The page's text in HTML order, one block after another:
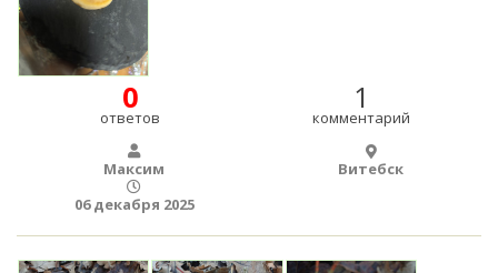
0
ответов
1
комментарий
Максим
Витебск
06 декабря 2025